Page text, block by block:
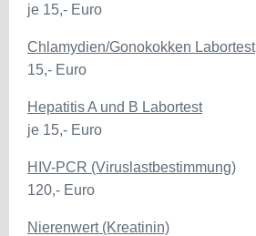
je 15,- Euro
Chlamydien/Gonokokken Labortest
15,- Euro
Hepatitis A und B Labortest
je 15,- Euro
HIV-PCR (Viruslastbestimmung)
120,- Euro
Nierenwert (Kreatinin)